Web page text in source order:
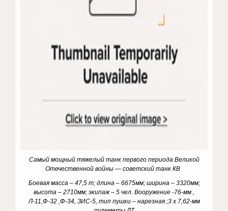
Самый мощный тяжелый танк первого периода Великой
Отечественной войны — советский танк КВ
Боевая масса – 47,5 т; длина – 6675мм; ширина – 3320мм;
высота – 2710мм; экипаж – 5 чел. Вооружение -76-мм ,
Л-11,Ф-32 ,Ф-34, ЗИС-5, тип пушки – нарезная ;3 х 7,62-мм